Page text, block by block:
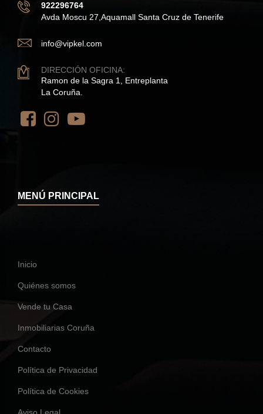
922296764
Avda Moscu 27,Aquamall Santa Cruz de Tenerife
info@vipkel.com
DIRECCIÓN OFICINA:
Ramon de la Sagra 1, Entreplanta
La Coruña.
MENÚ PRINCIPAL
Inicio
Quiénes somos
Vende tu Casa
Inmobiliarias Coruña
Contacto
Política de Privacidad
Política de Cookies